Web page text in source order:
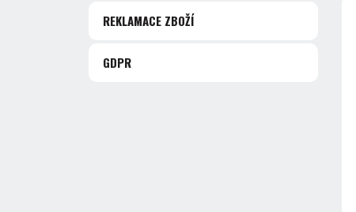
REKLAMACE ZBOŽÍ
GDPR